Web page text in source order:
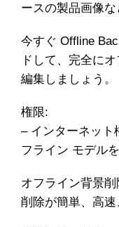
ースの製品画像な
今すぐ Offline
ドして、完全に
編集しましょう。
権限:
– インターネット
フライン モデル
オフライン背景
削除が簡単、高速